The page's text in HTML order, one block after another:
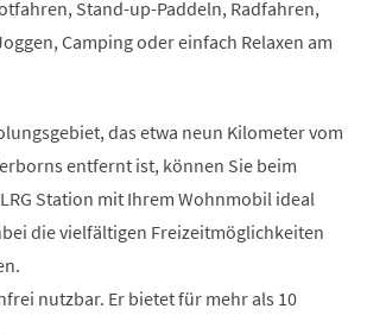
Stand-up-Paddeln, Radfahren,
Camping oder einfach Relaxen am
das etwa neun Kilometer vom
entfernt ist, können Sie beim
Station mit Ihrem Wohnmobil ideal
die vielfältigen Freizeitmöglichkeiten
nutzbar. Er bietet für mehr als 10